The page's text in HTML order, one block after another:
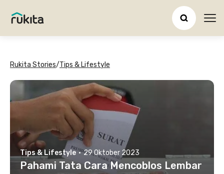
Rukita Stories/Tips & Lifestyle
Tips & Lifestyle · 29 Oktober 2023
Pahami Tata Cara Mencoblos Lembar